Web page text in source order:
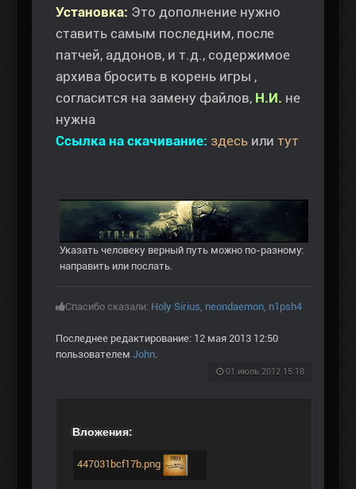
Установка: Это дополнение нужно
ставить самым последним, после
патчей, аддонов, и т.д., содержимое
архива бросить в корень игры ,
согласится на замену файлов, Н.И. не
нужна
Ссылка на скачивание: здесь или тут
Указать человеку верный путь можно по-разному:
направить или послать.
Спасибо сказали: Holy Sirius neondaemon n1psh4
Последнее редактирование: 12 мая 2013 12:50
пользователем John
01 июль 2012 15:18
Вложения:
447031bcf17b.png